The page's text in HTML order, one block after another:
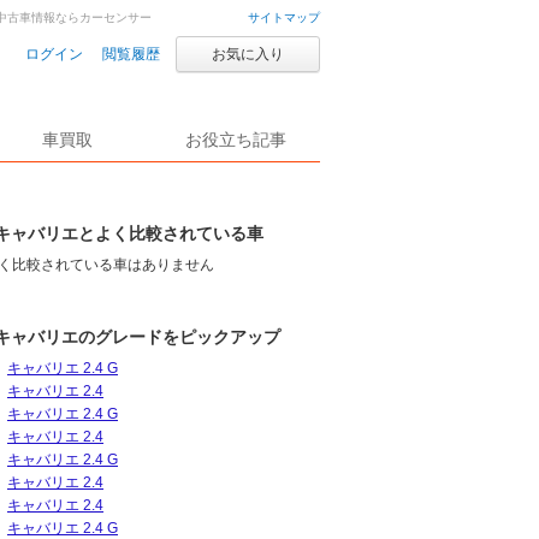
サイトマップ
ログイン 閲覧履歴 お気に入り
車買取 お役立ち記事
古車情報ならカーセンサー
ャバリエとよく比較されている車
比較されている車はありません
ャバリエのグレードをピックアップ
キャバリエ 2.4 G
キャバリエ 2.4
キャバリエ 2.4 G
キャバリエ 2.4
キャバリエ 2.4 G
キャバリエ 2.4
キャバリエ 2.4
キャバリエ 2.4 G